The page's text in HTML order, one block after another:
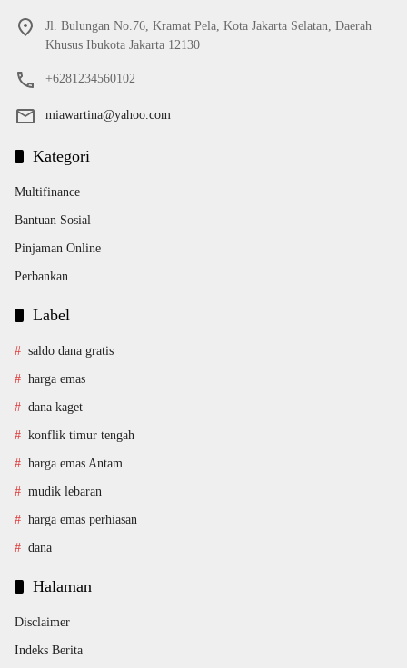
Jl. Bulungan No.76, Kramat Pela, Kota Jakarta Selatan, Daerah
Khusus Ibukota Jakarta 12130
+6281234560102
miawartina@yahoo.com
Kategori
Multifinance
Bantuan Sosial
Pinjaman Online
Perbankan
Label
saldo dana gratis
harga emas
dana kaget
konflik timur tengah
harga emas Antam
mudik lebaran
harga emas perhiasan
dana
Halaman
Disclaimer
Indeks Berita